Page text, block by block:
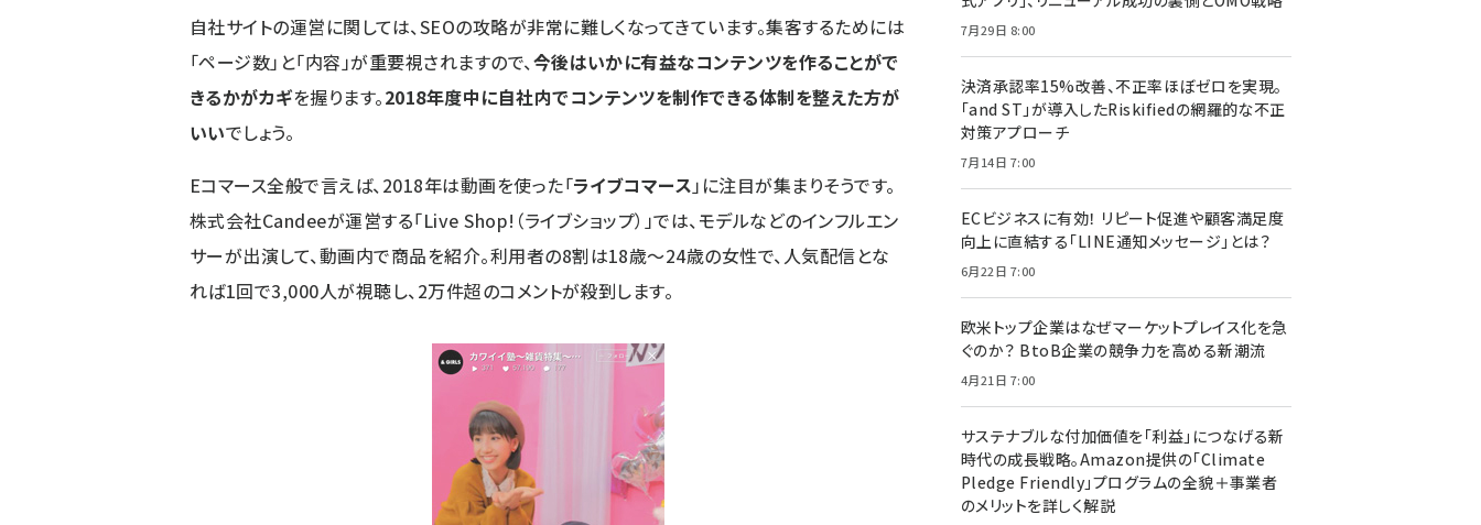
自社サイトの運営に関しては、SEOの攻略が非常に難しくなってきています。集客するためには
「ページ数」と「内容」が重要視されますので、今後はいかに有益なコンテンツを作ることがで
きるかがカギを握ります。2018年度中に自社内でコンテンツを制作できる体制を整えた方が
いいでしょう。
Eコマース全般で言えば、2018年は動画を使った「ライブコマース」に注目が集まりそうです。
株式会社Candeeが運営する「Live Shop!（ライブショップ）」では、モデルなどのインフルエン
サーが出演して、動画内で商品を紹介。利用者の8割は18歳〜24歳の女性で、人気配信とな
れば1回で3,000人が視聴し、2万件超のコメントが殺到します。
7月29日 8:00
決済承認率15%改善、不正率ほぼゼロを実現。
「and ST」が導入したRiskifiedの網羅的な不正
対策アプローチ
7月14日 7:00
ECビジネスに有効！ リピート促進や顧客満足度
向上に直結する「LINE通知メッセージ」とは？
6月22日 7:00
欧米トップ企業はなぜマーケットプレイス化を急
ぐのか？ BtoB企業の競争力を高める新潮流
4月21日 7:00
サステナブルな付加価値を「利益」につなげる新
時代の成長戦略。Amazon提供の「Climate
Pledge Friendly」プログラムの全貌＋事業者
のメリットを詳しく解説